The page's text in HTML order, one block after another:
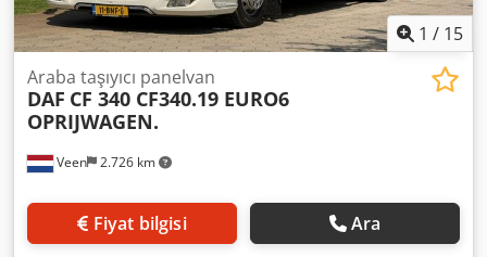
1 / 15
Veen 2.726 km
Araba taşıyıcı panelvan
DAF CF 340 CF340.19 EURO6
OPRIJWAGEN.
Fiyat bilgisi Ara